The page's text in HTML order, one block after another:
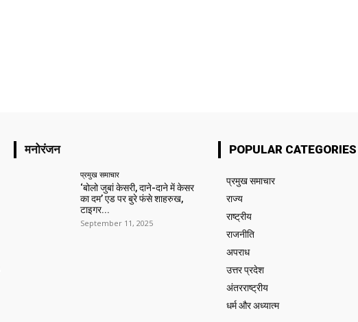
मनोरंजन
प्रमुख समाचार‎
‘बोलो जुबां केसरी, दाने-दाने में केसर
का दम’ एड पर बुरे फंसे शाहरुख,
टाइगर...
September 11, 2025
POPULAR CATEGORIES
प्रमुख समाचार‎
राज्य
राष्ट्रीय
राजनीति
अपराध
उत्तर प्रदेश
अंतरराष्ट्रीय
धर्म और अध्यात्म